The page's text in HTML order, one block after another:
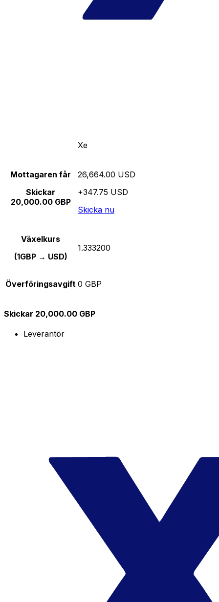
Xe
Mottagaren får
Skickar
20,000.00 GBP
26,664.00 USD
+347.75 USD
Skicka nu
Växelkurs
(1GBP → USD)
1.333200
Överföringsavgift 0 GBP
Skickar 20,000.00 GBP
Leverantör